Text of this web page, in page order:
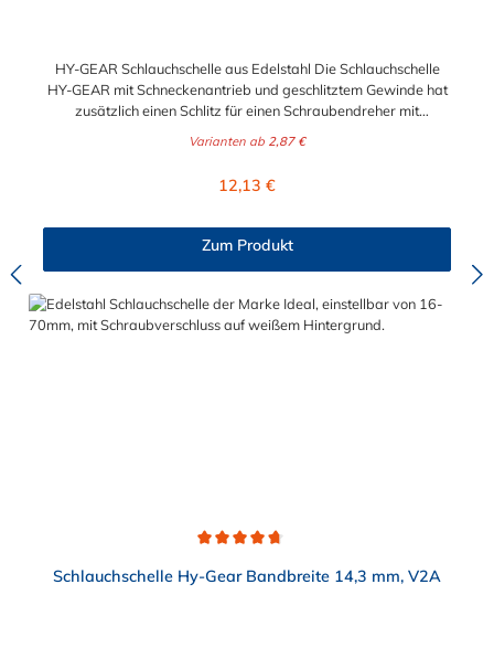
HY-GEAR Schlauchschelle aus Edelstahl Die Schlauchschelle
HY-GEAR mit Schneckenantrieb und geschlitztem Gewinde hat
zusätzlich einen Schlitz für einen Schraubendreher mit
Wiederverwendbarkeit und der einfachen Montage, selbst
Schlauchschelle findet ihre Verwendung vor allem im Fahrzeug-,
Spannbereich der Schlauchschelle ist von 11 mm bis maximal
406 mm in verschiedenen Spannbereichen wählbar.
Die Schlauchschelle HY-GEAR hat die Schlüsselweite SW 8.
Bitte beachten Sie dies bei der Auswahl, des
Montagewerkzeuges.
Varianten ab 2,87 €
Regulärer Preis:
12,13 €
Zum Produkt
Schlauchschelle Hy-Gear Bandbreite 14,3 mm, V2A